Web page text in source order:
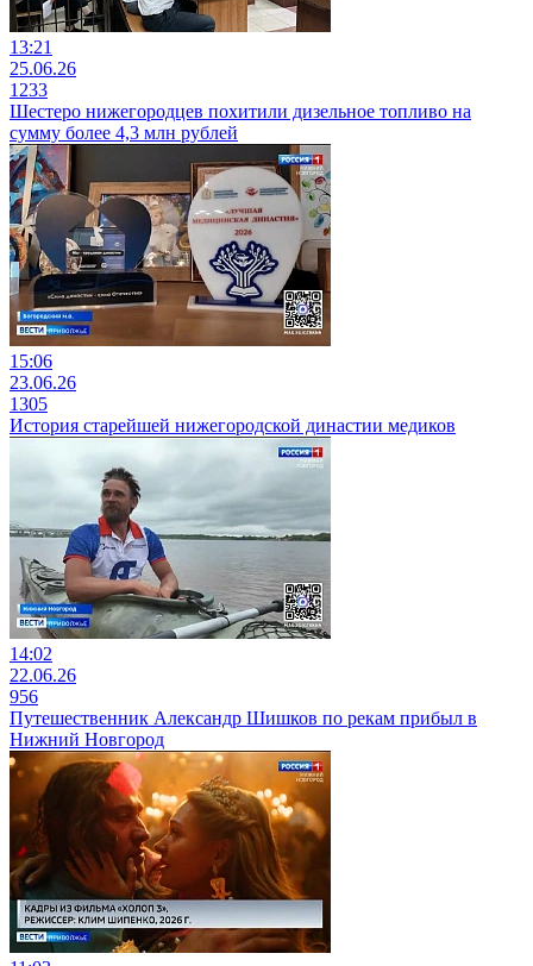
13:21
25.06.26
1233
Шестеро нижегородцев похитили дизельное топливо на
сумму более 4,3 млн рублей
15:06
23.06.26
1305
История старейшей нижегородской династии медиков
14:02
22.06.26
956
Путешественник Александр Шишков по рекам прибыл в
Нижний Новгород